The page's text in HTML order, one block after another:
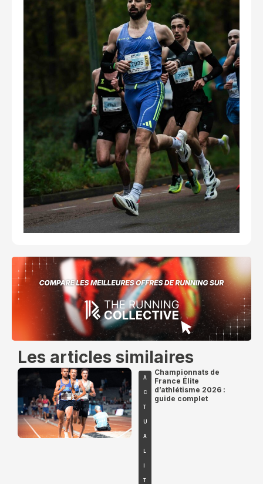
Les articles similaires
A
C
T
U
A
T
Championnats de
France Élite
d’athlétisme 2026 :
guide complet